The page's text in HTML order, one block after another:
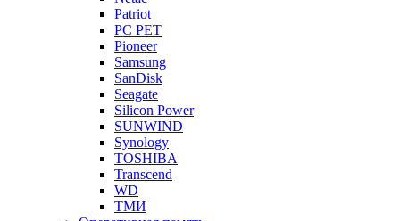
Patriot
PC PET
Pioneer
Samsung
SanDisk
Seagate
Silicon Power
SUNWIND
Synology
TOSHIBA
Transcend
WD
ТМИ